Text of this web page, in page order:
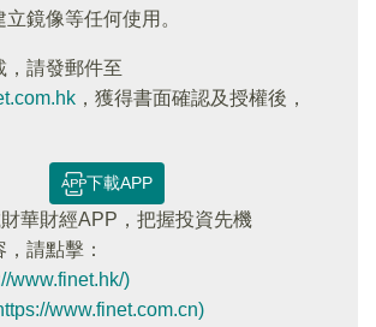
鏡像等任何使用。
，請發郵件至
，獲得書面確認及授權後，
下載APP
華財經APP，把握投資先機
請點擊：
www.finet.hk/)
www.finet.com.cn)